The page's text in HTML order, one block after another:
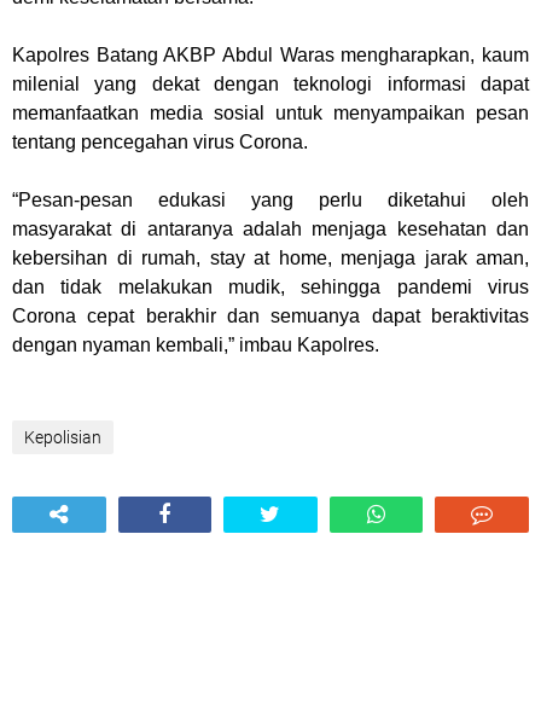
Kapolres Batang AKBP Abdul Waras mengharapkan, kaum
milenial yang dekat dengan teknologi informasi dapat
memanfaatkan media sosial untuk menyampaikan pesan
tentang pencegahan virus Corona.
“Pesan-pesan edukasi yang perlu diketahui oleh
masyarakat di antaranya adalah menjaga kesehatan dan
kebersihan di rumah, stay at home, menjaga jarak aman,
dan tidak melakukan mudik, sehingga pandemi virus
Corona cepat berakhir dan semuanya dapat beraktivitas
dengan nyaman kembali,” imbau Kapolres.
Kepolisian